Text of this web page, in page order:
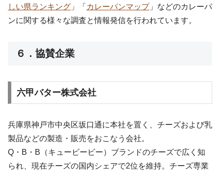
しい県ランキング 」「 カレーパンマップ」などのカレーパ
ンに関する様々な調査と情報発信を行われています。
６．協賛企業
六甲バター株式会社
兵庫県神戸市中央区坂口通に本社を置く、チーズおよび乳
製品などの製造・販売をおこなう会社。
Q・B・B（キュービービー）ブランドのチーズで広く知
られ、現在チーズの国内シェアで2位を維持。チーズ専業